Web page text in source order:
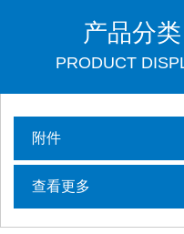
产品分类
PRODUCT
附件
查看更多